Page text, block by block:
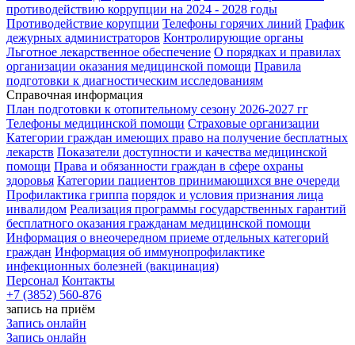
противодействию коррупции на 2024 - 2028 годы
Противодействие корупции Телефоны горячих линий График
дежурных администраторов Контролирующие органы
Льготное лекарственное обеспечение О порядках и правилах
организации оказания медицинской помощи Правила
подготовки к диагностическим исследованиям
Справочная информация
План подготовки к отопительному сезону 2026-2027 гг
Телефоны медицинской помощи Страховые организации
Категории граждан имеющих право на получение бесплатных
лекарств Показатели доступности и качества медицинской
помощи Права и обязанности граждан в сфере охраны
здоровья Категории пациентов принимающихся вне очереди
Профилактика гриппа порядок и условия признания лица
инвалидом Реализация программы государственных гарантий
бесплатного оказания гражданам медицинской помощи
Информация о внеочередном приеме отдельных категорий
граждан Информация об иммунопрофилактике
инфекционных болезней (вакцинация)
Персонал Контакты
+7 (3852) 560-876
запись на приём
Запись онлайн
Запись онлайн